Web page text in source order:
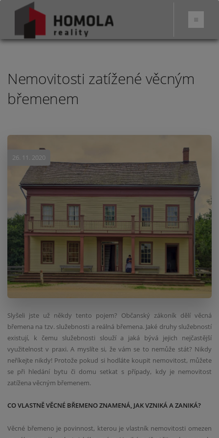
Nemovitosti zatížené věcným
břemenem
26. 11. 2020
Slyšeli jste už někdy tento pojem? Občanský zákoník dělí věcná
břemena na tzv. služebnosti a reálná břemena. Jaké druhy služebností
existují, k čemu služebnosti slouží a jaká bývá jejich nejčastější
využitelnost v praxi. A myslíte si, že vám se to nemůže stát? Nikdy
neříkejte nikdy! Protože pokud si hodláte koupit nemovitost, můžete
se při hledání bytu či domu setkat s případy, kdy je nemovitost
zatížena věcným břemenem.
CO VLASTNĚ VĚCNÉ BŘEMENO ZNAMENÁ, JAK VZNIKÁ A ZANIKÁ?
Věcné břemeno je povinnost, kterou je vlastník nemovitosti omezen